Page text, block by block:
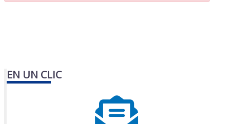
EN UN CLIC